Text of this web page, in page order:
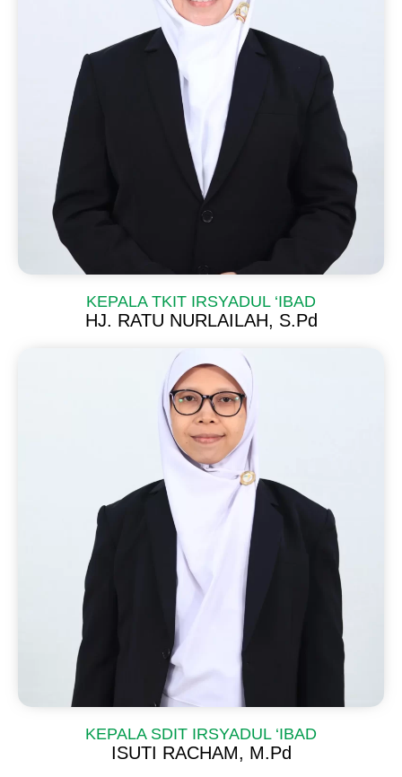
KEPALA TKIT IRSYADUL ‘IBAD
HJ. RATU NURLAILAH, S.Pd
KEPALA SDIT IRSYADUL ‘IBAD
ISUTI RACHAM, M.Pd